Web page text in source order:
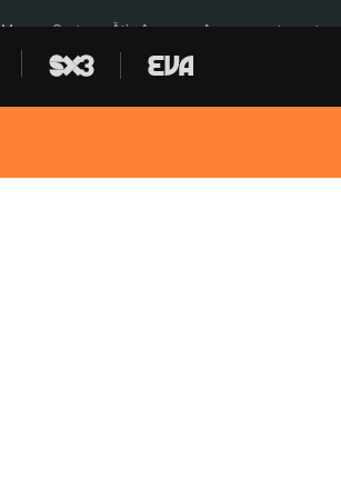
Menors Ceuta Àtic Ayuso Aparcament agost